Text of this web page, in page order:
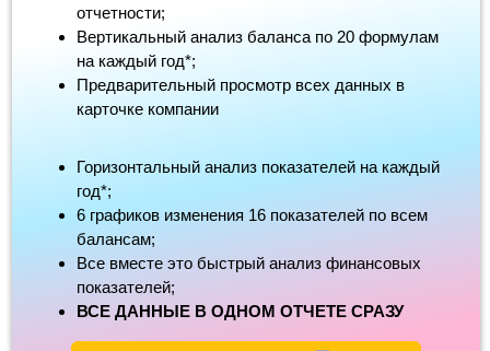
отчетности;
Вертикальный анализ баланса по 20 формулам
на каждый год*;
Предварительный просмотр всех данных в
карточке компании
Горизонтальный анализ показателей на каждый
год*;
6 графиков изменения 16 показателей по всем
балансам;
Все вместе это быстрый анализ финансовых
показателей;
ВСЕ ДАННЫЕ В ОДНОМ ОТЧЕТЕ СРАЗУ